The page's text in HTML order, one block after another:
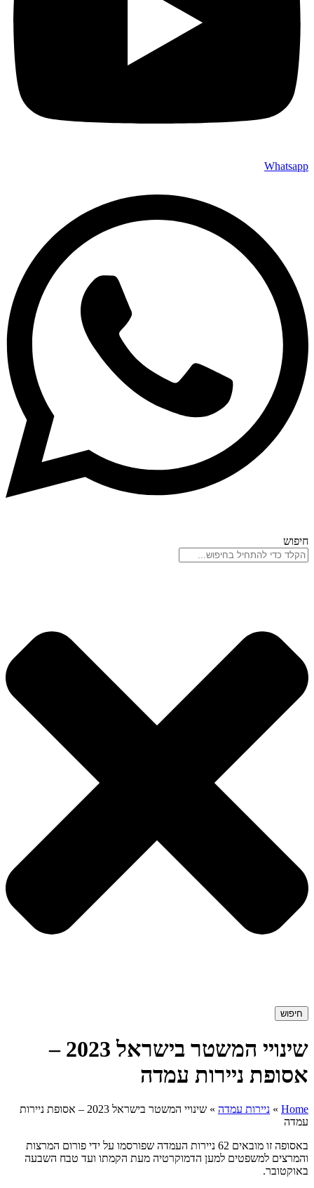
Whatsapp
חיפוש
חיפוש
שינויי המשטר בישראל 2023 –
אסופת ניירות עמדה
Home
» ניירות עמדה »
שינויי המשטר בישראל 2023 – אסופת ניירות
עמדה
באסופה זו מובאים 62 ניירות העמדה שפורסמו על ידי פורום המרצות
והמרצים למשפטים למען הדמוקרטיה מעת הקמתו ועד טבח השבעה
באוקטובר.